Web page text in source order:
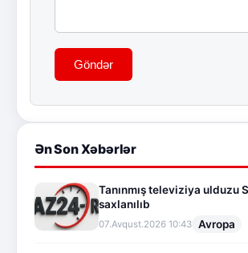
Göndər
Ən Son Xəbərlər
Tanınmış televiziya ulduzu
saxlanılıb
07.Avqust.2026 10:43 Avropa